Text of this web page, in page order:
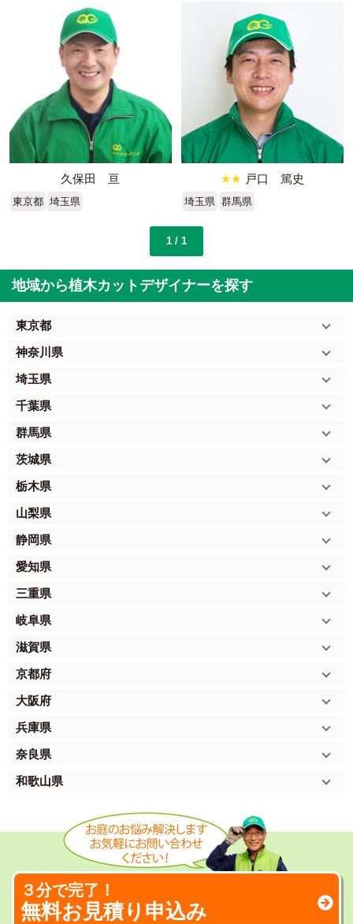
久保田 亘
東京都 埼玉県
★★ 戸口 篤史
埼玉県 群馬県
1 / 1
地域から植木カットデザイナーを探す
東京都
神奈川県
埼玉県
千葉県
群馬県
茨城県
栃木県
山梨県
静岡県
愛知県
三重県
岐阜県
滋賀県
京都府
大阪府
兵庫県
奈良県
和歌山県
３分で完了！
無料お見積り申込み